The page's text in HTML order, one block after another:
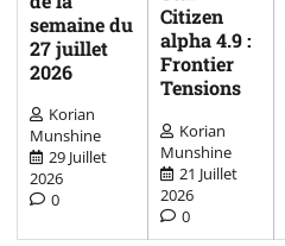
semaine du
27 juillet
2026
Korian
Munshine
29 Juillet
2026
0
Citizen
alpha 4.9 :
Frontier
Tensions
Korian
Munshine
21 Juillet
2026
0